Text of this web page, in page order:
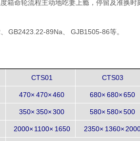
命轮流程主动地吃妻上瘾，停留及准换
GB2423.22-89Na、 GJB1505-86等。
CTS01 CTS03
470× 470× 460 680× 680× 650
350× 350× 300 580× 580× 500
2000× 1100× 1650 2350× 1360×